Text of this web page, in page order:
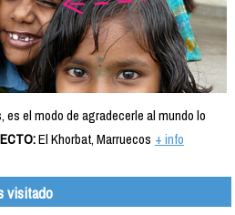
el modo de agradecerle al mundo lo
El Khorbat, Marruecos + info
visitado